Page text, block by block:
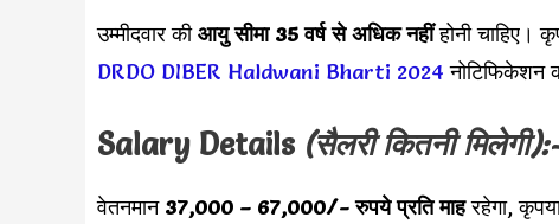
उम्मीदवार कीआयु सीमा 35 वर्ष से अधिक नहींहोनी चाहिए।
DRDO DIBER Haldwani Bharti 2024 नोटिफिकेशन
Salary Details (सैलरी कितनी
वेतनमान 37,000 – 67,000/- रुपये प्रति माहरहेगा,